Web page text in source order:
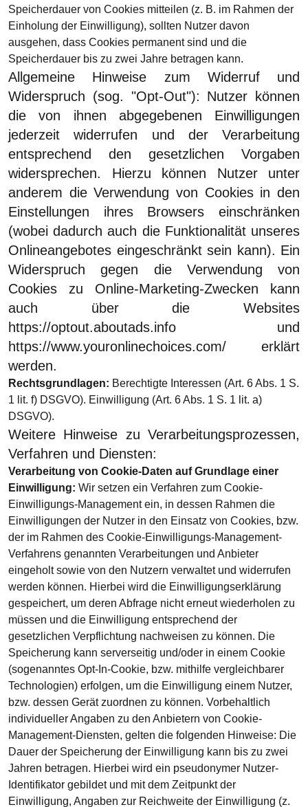
Speicherdauer von Cookies mitteilen (z. B. im Rahmen der
Einholung der Einwilligung), sollten Nutzer davon
ausgehen, dass Cookies permanent sind und die
Speicherdauer bis zu zwei Jahre betragen kann.
Allgemeine Hinweise zum Widerruf und
Widerspruch (sog. "Opt-Out"): Nutzer können
die von ihnen abgegebenen Einwilligungen
jederzeit widerrufen und der Verarbeitung
entsprechend den gesetzlichen Vorgaben
widersprechen. Hierzu können Nutzer unter
anderem die Verwendung von Cookies in den
Einstellungen ihres Browsers einschränken
(wobei dadurch auch die Funktionalität unseres
Onlineangebotes eingeschränkt sein kann). Ein
Widerspruch gegen die Verwendung von
Cookies zu Online-Marketing-Zwecken kann
auch über die Websites
https://optout.aboutads.info und
https://www.youronlinechoices.com/ erklärt
werden.
Rechtsgrundlagen: Berechtigte Interessen (Art. 6 Abs. 1 S.
1 lit. f) DSGVO). Einwilligung (Art. 6 Abs. 1 S. 1 lit. a)
DSGVO).
Weitere Hinweise zu Verarbeitungsprozessen,
Verfahren und Diensten:
Verarbeitung von Cookie-Daten auf Grundlage einer
Einwilligung: Wir setzen ein Verfahren zum Cookie-
Einwilligungs-Management ein, in dessen Rahmen die
Einwilligungen der Nutzer in den Einsatz von Cookies, bzw.
der im Rahmen des Cookie-Einwilligungs-Management-
Verfahrens genannten Verarbeitungen und Anbieter
eingeholt sowie von den Nutzern verwaltet und widerrufen
werden können. Hierbei wird die Einwilligungserklärung
gespeichert, um deren Abfrage nicht erneut wiederholen zu
müssen und die Einwilligung entsprechend der
gesetzlichen Verpflichtung nachweisen zu können. Die
Speicherung kann serverseitig und/oder in einem Cookie
(sogenanntes Opt-In-Cookie, bzw. mithilfe vergleichbarer
Technologien) erfolgen, um die Einwilligung einem Nutzer,
bzw. dessen Gerät zuordnen zu können. Vorbehaltlich
individueller Angaben zu den Anbietern von Cookie-
Management-Diensten, gelten die folgenden Hinweise: Die
Dauer der Speicherung der Einwilligung kann bis zu zwei
Jahren betragen. Hierbei wird ein pseudonymer Nutzer-
Identifikator gebildet und mit dem Zeitpunkt der
Einwilligung, Angaben zur Reichweite der Einwilligung (z.